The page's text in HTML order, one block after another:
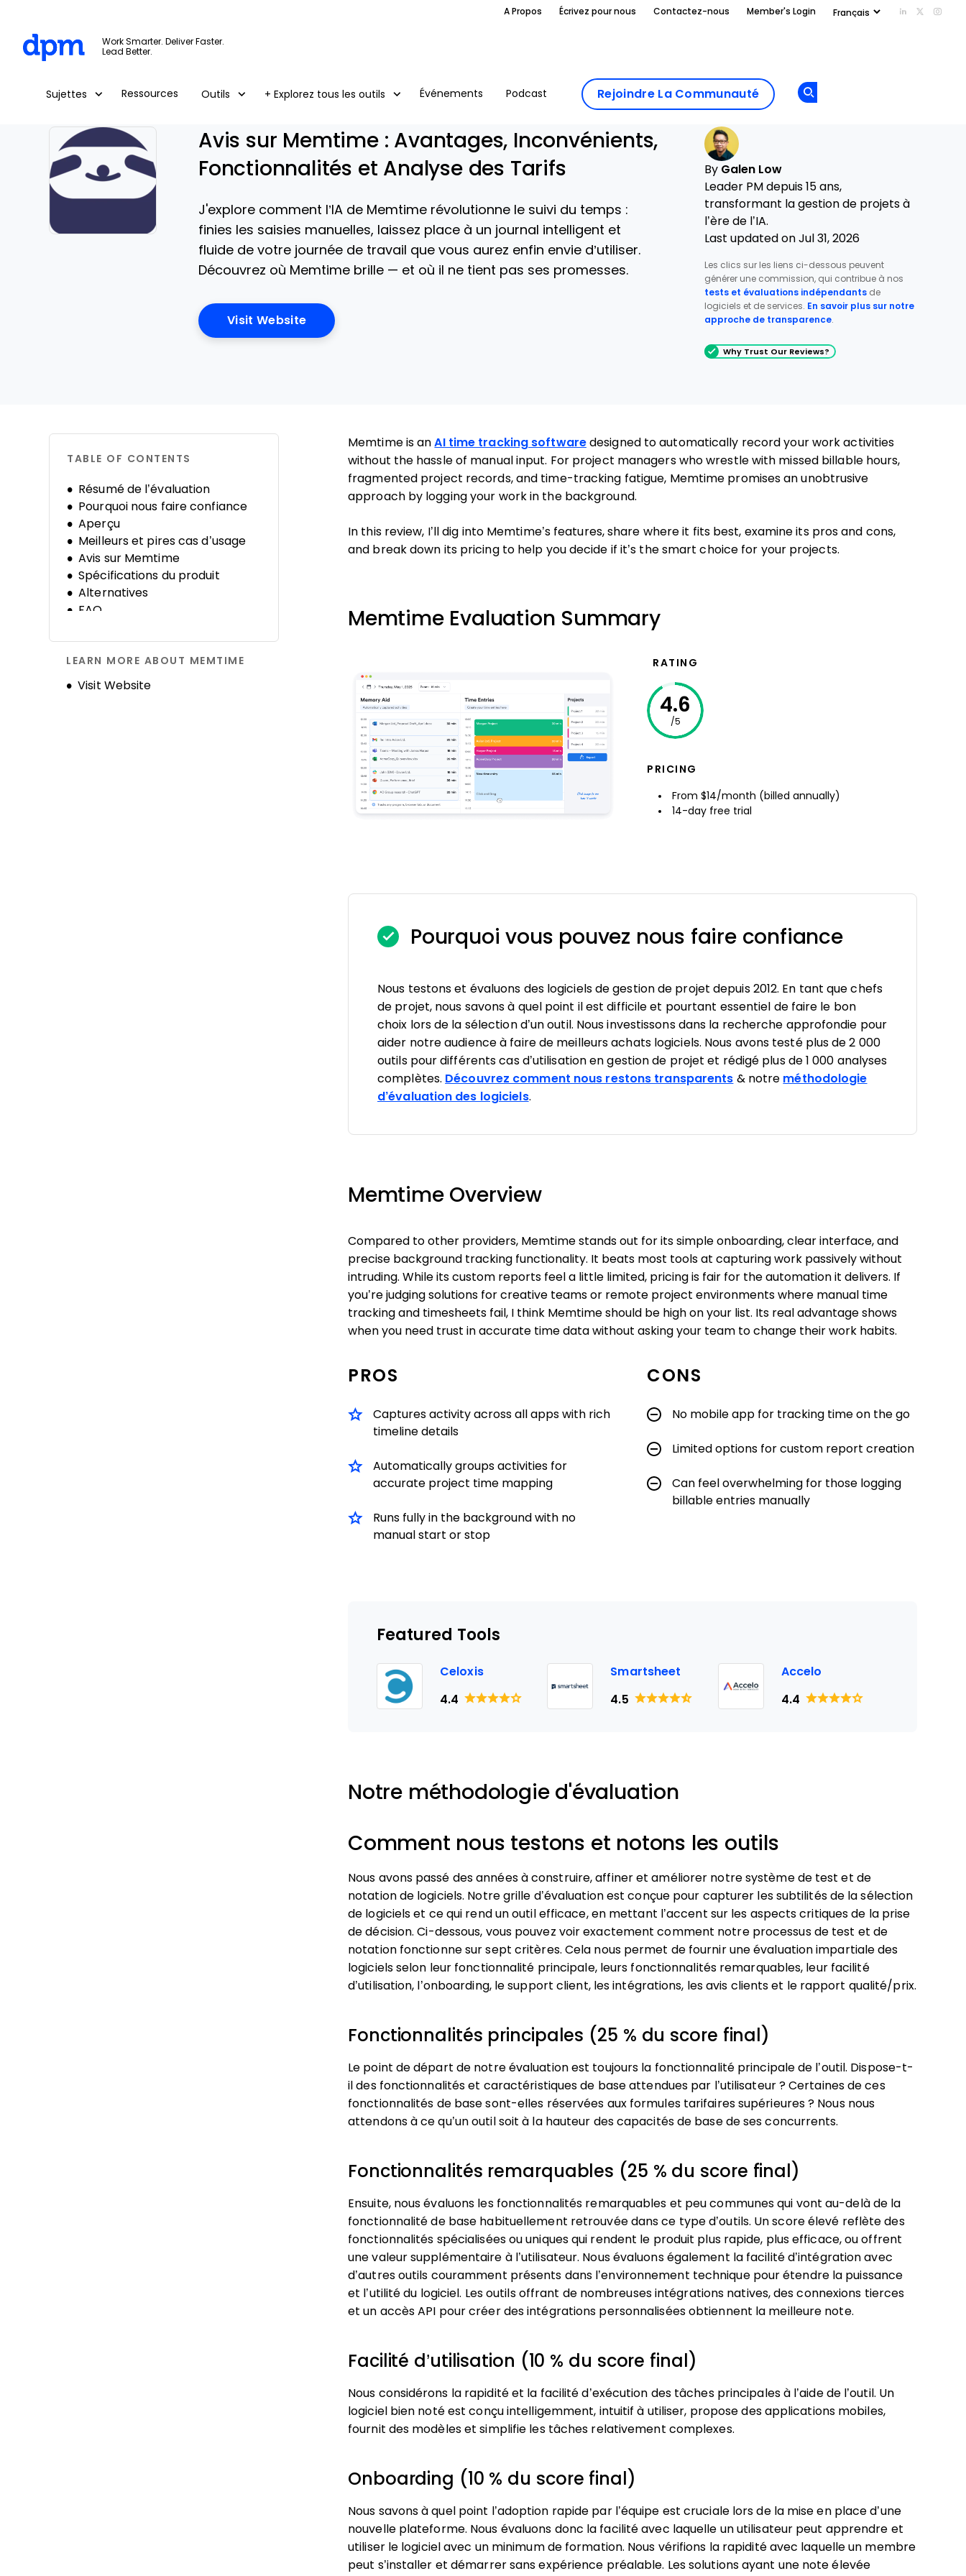
Skip to main content
A Propos Écrivez pour nous Contactez-nous Member's Login Add us on
Follow
Work Smarter. Deliver Faster.
Lead Better.
Sujettes Ressources Outils + Explorez tous les outils Événements Podcast Rejoindre La Communauté
Avis sur Memtime : Avantages, Inconvénients,
Fonctionnalités et Analyse des Tarifs
J'explore comment l’IA de Memtime révolutionne le suivi du temps :
finies les saisies manuelles, laissez place à un journal intelligent et
fluide de votre journée de travail que vous aurez enfin envie d’utiliser.
Découvrez où Memtime brille — et où il ne tient pas ses promesses.
Visit WebsiteOpens New Window
By Galen Low
Leader PM depuis 15 ans,
transformant la gestion de projets à
l’ère de l’IA.
Last updated on Jul 31, 2026
Les clics sur les liens ci-dessous peuvent
générer une commission, qui contribue à nos
tests et évaluations indépendants de
logiciels et de services. En savoir plus sur notre
approche de transparence.
Why Trust Our Reviews?
TABLE OF CONTENTS
Résumé de l’évaluation
Pourquoi nous faire confiance
Aperçu
Meilleurs et pires cas d’usage
Avis sur Memtime
Spécifications du produit
Alternatives
FAQ
LEARN MORE ABOUT MEMTIME
Visit Website
Opens new window
Memtime is an AI time tracking softwaredesigned to automatically record your work activities
without the hassle of manual input. For project managers who wrestle with missed billable hours,
fragmented project records, and time-tracking fatigue, Memtime promises an unobtrusive
approach by logging your work in the background.
In this review, I’ll dig into Memtime’s features, share where it fits best, examine its pros and cons,
and break down its pricing to help you decide if it’s the smart choice for your projects.
Memtime Evaluation Summary
RATING
4.6
/5
PRICING
From $14/month (billed annually)
14-day free trial
Pourquoi vous pouvez nous faire confiance
Nous testons et évaluons des logiciels de gestion de projet depuis 2012. En tant que chefs
de projet, nous savons à quel point il est difficile et pourtant essentiel de faire le bon
choix lors de la sélection d’un outil. Nous investissons dans la recherche approfondie pour
aider notre audience à faire de meilleurs achats logiciels. Nous avons testé plus de 2 000
outils pour différents cas d’utilisation en gestion de projet et rédigé plus de 1 000 analyses
complètes. Découvrez comment nous restons transparents & notre méthodologie
d’évaluation des logiciels.
Memtime Overview
Compared to other providers, Memtime stands out for its simple onboarding, clear interface, and
precise background tracking functionality. It beats most tools at capturing work passively without
intruding. While its custom reports feel a little limited, pricing is fair for the automation it delivers. If
you’re judging solutions for creative teams or remote project environments where manual time
tracking and timesheets fail, I think Memtime should be high on your list. Its real advantage shows
when you need trust in accurate time data without asking your team to change their work habits.
PROS
Captures activity across all apps with rich
timeline details
Automatically groups activities for
accurate project time mapping
Runs fully in the background with no
manual start or stop
CONS
No mobile app for tracking time on the go
Limited options for custom report creation
Can feel overwhelming for those logging
billable entries manually
Featured Tools
Celoxis
4.4
Smartsheet
4.5
Accelo
4.4
Notre méthodologie d'évaluation
Comment nous testons et notons les outils
Nous avons passé des années à construire, affiner et améliorer notre système de test et de
notation de logiciels. Notre grille d’évaluation est conçue pour capturer les subtilités de la sélection
de logiciels et ce qui rend un outil efficace, en mettant l’accent sur les aspects critiques de la prise
de décision. Ci-dessous, vous pouvez voir exactement comment notre processus de test et de
notation fonctionne sur sept critères. Cela nous permet de fournir une évaluation impartiale des
logiciels selon leur fonctionnalité principale, leurs fonctionnalités remarquables, leur facilité
d’utilisation, l’onboarding, le support client, les intégrations, les avis clients et le rapport qualité/prix.
Fonctionnalités principales (25 % du score final)
Le point de départ de notre évaluation est toujours la fonctionnalité principale de l’outil. Dispose-t-
il des fonctionnalités et caractéristiques de base attendues par l’utilisateur ? Certaines de ces
fonctionnalités de base sont-elles réservées aux formules tarifaires supérieures ? Nous nous
attendons à ce qu’un outil soit à la hauteur des capacités de base de ses concurrents.
Fonctionnalités remarquables (25 % du score final)
Ensuite, nous évaluons les fonctionnalités remarquables et peu communes qui vont au-delà de la
fonctionnalité de base habituellement retrouvée dans ce type d’outils. Un score élevé reflète des
fonctionnalités spécialisées ou uniques qui rendent le produit plus rapide, plus efficace, ou offrent
une valeur supplémentaire à l’utilisateur. Nous évaluons également la facilité d’intégration avec
d’autres outils couramment présents dans l’environnement technique pour étendre la puissance
et l’utilité du logiciel. Les outils offrant de nombreuses intégrations natives, des connexions tierces
et un accès API pour créer des intégrations personnalisées obtiennent la meilleure note.
Facilité d’utilisation (10 % du score final)
Nous considérons la rapidité et la facilité d’exécution des tâches principales à l’aide de l’outil. Un
logiciel bien noté est conçu intelligemment, intuitif à utiliser, propose des applications mobiles,
fournit des modèles et simplifie les tâches relativement complexes.
Onboarding (10 % du score final)
Nous savons à quel point l’adoption rapide par l’équipe est cruciale lors de la mise en place d’une
nouvelle plateforme. Nous évaluons donc la facilité avec laquelle un utilisateur peut apprendre et
utiliser le logiciel avec un minimum de formation. Nous vérifions la rapidité avec laquelle un membre
peut s’installer et démarrer sans expérience préalable. Les solutions ayant une note élevée